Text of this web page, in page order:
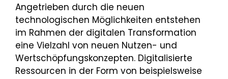
Angetrieben durch die neuen
technologischen Möglichkeiten entstehen
im Rahmen der digitalen Transformation
eine Vielzahl von neuen Nutzen- und
Wertschöpfungskonzepten. Digitalisierte
Ressourcen in der Form von beispielsweise